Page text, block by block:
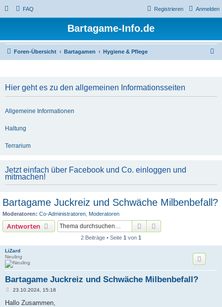
FAQ Anmelden
Registrieren
Bartagame-Info.de
Foren-Übersicht Bartagamen Hygiene & Pflege
e
Hier geht es zu den allgemeinen Informationsseiten
Allgemeine Informationen
Haltung
Terrarium
Jetzt einfach über Facebook und Co. einloggen und
mitmachen!
Bartagame Juckreiz und Schwäche Milbenbefall?
Moderatoren: Co-Administratoren Moderatoren
Antworten Suche
2 Beiträge • Seite 1 von 1
LiZard
Neuling
Bartagame Juckreiz und Schwäche Milbenbefall?
B
i
23.10.2024, 15:18
Hallo Zusammen,